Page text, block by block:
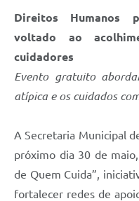
Direitos Humanos
voltado ao
cuidadores
Evento gratuito
atípica e os cuidados
A Secretaria Municipal
próximo dia 30 de
de Quem Cuida”,
fortalecer redes de